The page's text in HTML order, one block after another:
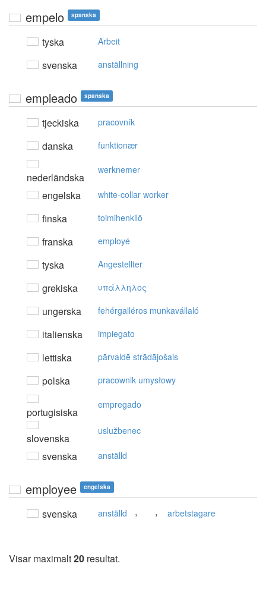
empelo spanska
tyska Arbeit
svenska anställning
empleado spanska
tjeckiska pracovník
danska funktionær
nederländska
werknemer
engelska white-collar worker
finska toimihenkilö
franska employé
tyska Angestellter
grekiska υπάλληλoς
ungerska fehérgalléros munkavállaló
italienska impiegato
lettiska pārvaldē strādājošais
polska pracownik umysłowy
portugisiska
empregado
slovenska
uslužbenec
svenska anställd
employee engelska
svenska anställd , , arbetstagare
Visar maximalt20 resultat.